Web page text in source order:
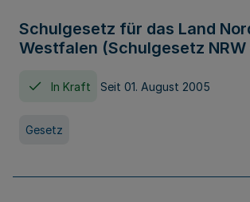
Schulgesetz für das Land
Westfalen (Schulgesetz NRW
In Kraft Seit 01. August 2005
Gesetz